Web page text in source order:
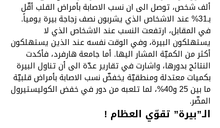
ألف شخص، توصل الى ان نسب الاصابة بأمراض القلب أقّل
بـ31% عند الاشخاص الذي يشربون نصف زجاجة بيرة يومياً.
في المقابل، ارتفعت النسب عند الاشخاص الذي لا
يستهلكون البيرة، وفي الوقت نفسه عند الذين يستهلكون
أكثر من الكميّة المشار اليها. أما جامعة هارفرد، فأكدت
النتائج بدورها، واشارت في تقارير عدّة الى أن تناول البيرة
بكميات معتدلة ومنطقيّة يخفضّ نسب الاصابة بأمراض قلبيّة
ما بين 25 و40%، لما تلعبه من دور في خفض الكوليستيرول
المضّر.
الـ”بيرة” تقوّي العظام !